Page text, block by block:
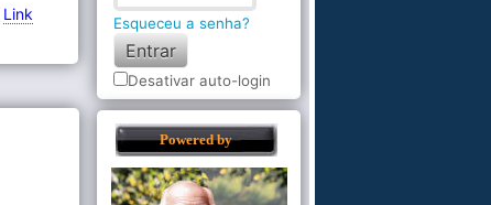
Link Esqueceu a senha?
Desativar auto-login
Powered by